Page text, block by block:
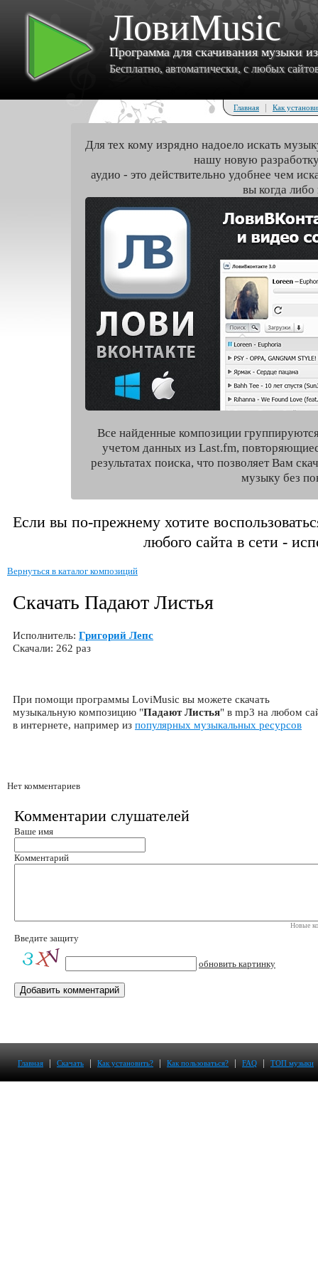
ЛовиMusic
Программа для скачивания музыки
Бесплатно, автоматически, с любых
Главная | Как
Для тех кому изрядно надоело искать
нашу новую
аудио - это действительно удобнее чем
вы когда либо
Все найденные композиции
учетом данных из Last.fm,
результатах поиска, что позволяет Вам
музыку без
Если вы по-прежнему хотите
любого сайта в сети -
Вернуться в каталог композиций
Скачать Падают Листья
Исполнитель: Григорий Лепс
Скачали: 262 раз
При помощи программы LoviMusic вы можете скачать
музыкальную композицию "Падают Листья" в mp3 на любом
в интернете, например из популярных музыкальных ресурсов
Нет комментариев
Комментарии слушателей
Ваше имя
Комментарий
Новые
Введите защиту
обновить картинку
Главная | Скачать | Как установить? | Как пользоваться? | FAQ | ТОП музыки